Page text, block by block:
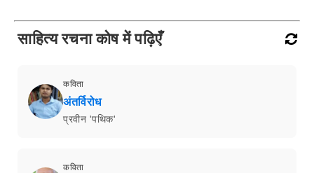
साहित्य रचना कोष में पढ़िएँ
कविता
अंतर्विरोध
प्रवीन 'पथिक'
कविता